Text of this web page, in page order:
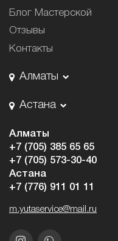
Блог Мастерской
Отзывы
Контакты
Алматы
Астана
Алматы
+7 (705) 385 65 65
+7 (705) 573-30-40
Астана
+7 (776) 911 01 11
m.yutaservice@mail.ru